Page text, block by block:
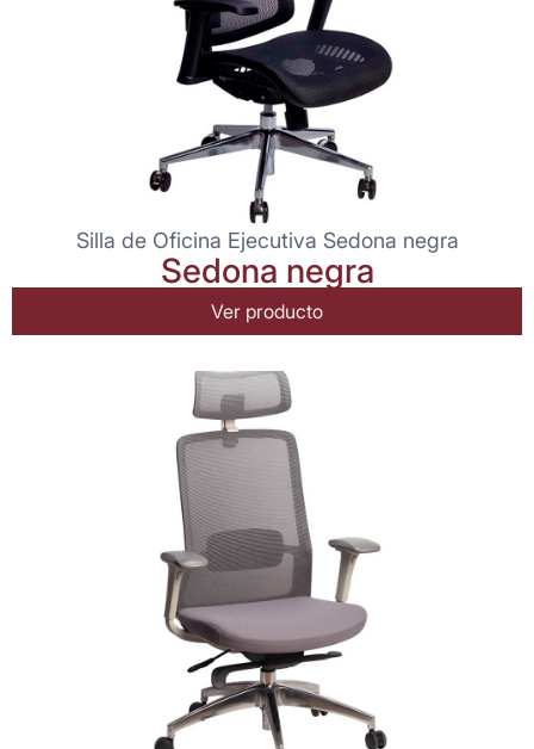
Silla de Oficina Ejecutiva Sedona negra
Sedona negra
Ver producto